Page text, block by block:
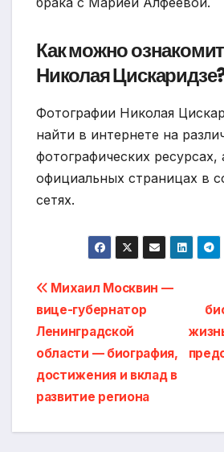
Как можно
Николая
Фотографии Николая
найти в интернете на
фотографических ресурсах,
официальных страницах в
сетях.
Навигация
по
записям
Михаил Москвин —
вице-губернатор
Ленинградской
области — биография,
достижения и вклад в
развитие региона